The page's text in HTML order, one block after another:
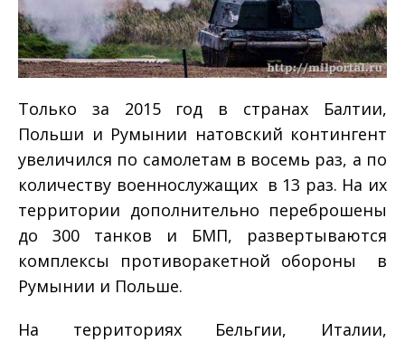
Только за 2015 год в странах Балтии,
Польши и Румынии натовский контингент
увеличился по самолетам в восемь раз, а по
количеству военнослужащих ­ в 13 раз. На их
территории дополнительно переброшены
до 300 танков и БМП, развертываются
комплексы противоракетной обороны в
Румынии и Польше.
На территориях Бельгии, Италии,